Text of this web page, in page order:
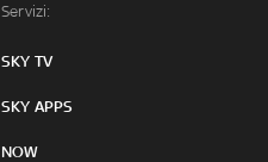
Servizi:
SKY TV
SKY APPS
NOW